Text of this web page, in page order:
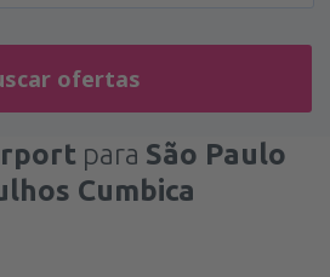
ofertas
para São Paulo
Cumbica